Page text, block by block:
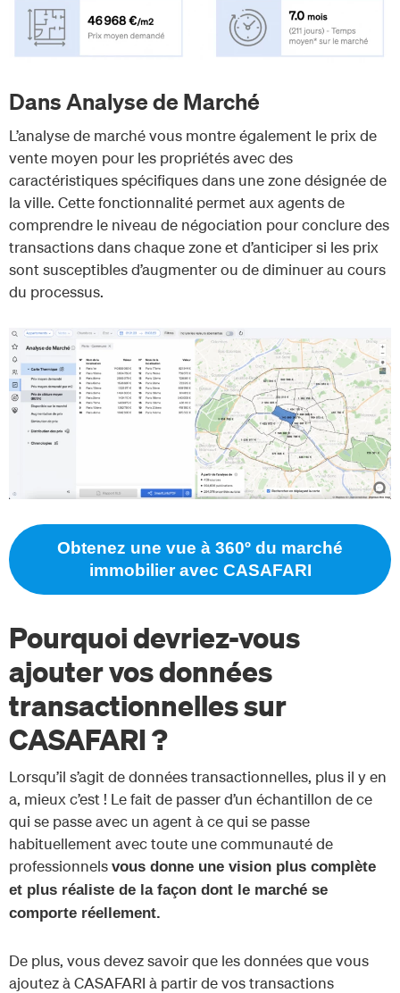
Dans Analyse de Marché
L’analyse de marché vous montre également le prix de
vente moyen pour les propriétés avec des
caractéristiques spécifiques dans une zone désignée de
la ville. Cette fonctionnalité permet aux agents de
comprendre le niveau de négociation pour conclure des
transactions dans chaque zone et d’anticiper si les prix
sont susceptibles d’augmenter ou de diminuer au cours
du processus.
Obtenez une vue à 360º du marché
immobilier avec CASAFARI
Pourquoi devriez-vous
ajouter vos données
transactionnelles sur
CASAFARI ?
Lorsqu’il s’agit de données transactionnelles, plus il y en
a, mieux c’est ! Le fait de passer d’un échantillon de ce
qui se passe avec un agent à ce qui se passe
habituellement avec toute une communauté de
professionnels vous donne une vision plus complète
et plus réaliste de la façon dont le marché se
comporte réellement.
De plus, vous devez savoir que les données que vous
ajoutez à CASAFARI à partir de vos transactions